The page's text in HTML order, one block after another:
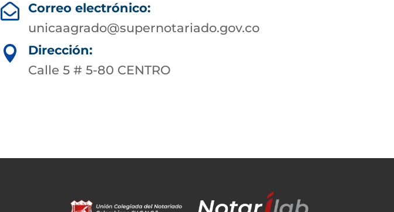

Correo electrónico:
unicaagrado@supernotariado.gov.co

Dirección:
Calle 5 # 5-80 CENTRO